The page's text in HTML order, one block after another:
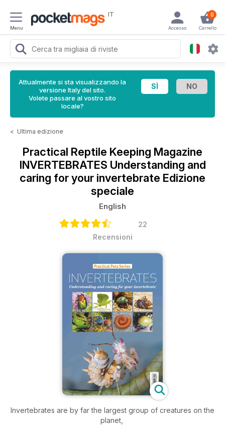
Menu
IT 0
Carrello
Accesso
Attualmente si sta visualizzando la
versione Italy del sito.
Volete passare al vostro sito
locale?
< Ultima edizione
Practical Reptile Keeping Magazine
INVERTEBRATES Understanding and
caring for your invertebrate Edizione
speciale
English
22
Recensioni
Invertebrates are by far the largest group of creatures on the
planet,